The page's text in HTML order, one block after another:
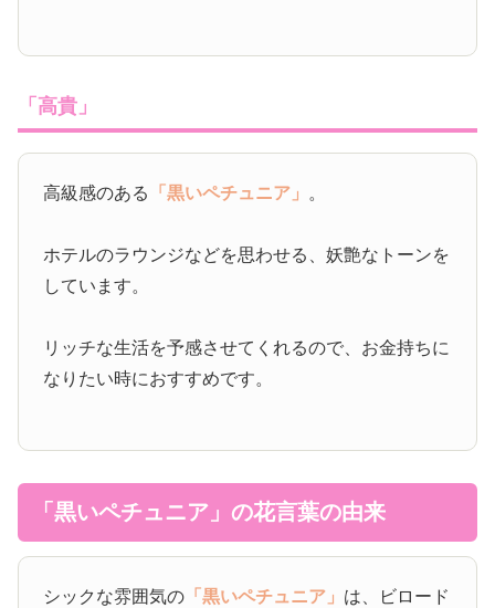
「高貴」
高級感のある 「黒いペチュニア」 。
ホテルのラウンジなどを思わせる、妖艶なトーンを
しています。
リッチな生活を予感させてくれるので、お金持ちに
なりたい時におすすめです。
「黒いペチュニア」の花言葉の由来
シックな雰囲気の 「黒いペチュニア」 は、ビロード